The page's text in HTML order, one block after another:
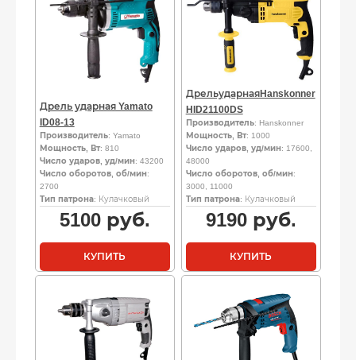
Дрель ударная Yamato
ID08-13
Производитель: Yamato
Мощность, Вт: 810
Число ударов, уд/мин: 43200
Число оборотов, об/мин:
2700
Тип патрона: Кулачковый
5100руб.
КУПИТЬ
ДрельударнаяHanskonner
HID21100DS
Производитель: Hanskonner
Мощность, Вт: 1000
Число ударов, уд/мин: 17600,
48000
Число оборотов, об/мин:
3000, 11000
Тип патрона: Кулачковый
9190руб.
КУПИТЬ